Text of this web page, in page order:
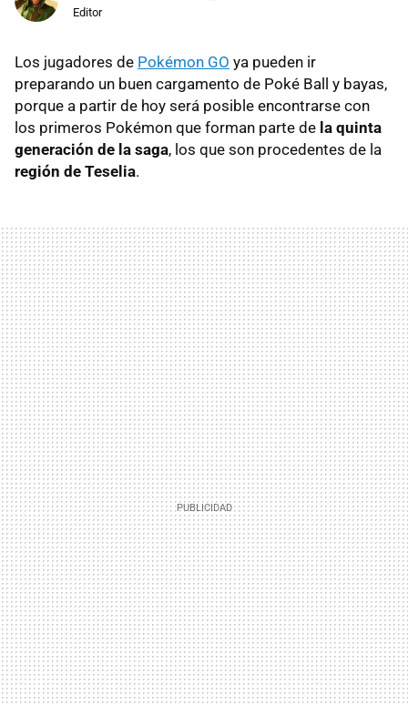
Editor
Los jugadores de Pokémon GO ya pueden ir
preparando un buen cargamento de Poké Ball y bayas,
porque a partir de hoy será posible encontrarse con
los primeros Pokémon que forman parte de la quinta
generación de la saga, los que son procedentes de la
región de Teselia.